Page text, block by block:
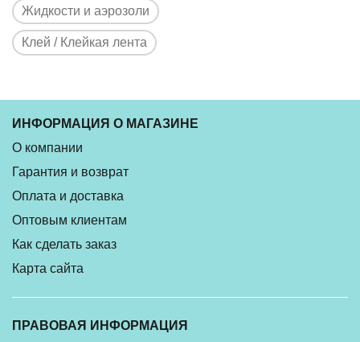
Жидкости и аэрозоли
Клей / Клейкая лента
ИНФОРМАЦИЯ О МАГАЗИНЕ
О компании
Гарантия и возврат
Оплата и доставка
Оптовым клиентам
Как сделать заказ
Карта сайта
ПРАВОВАЯ ИНФОРМАЦИЯ